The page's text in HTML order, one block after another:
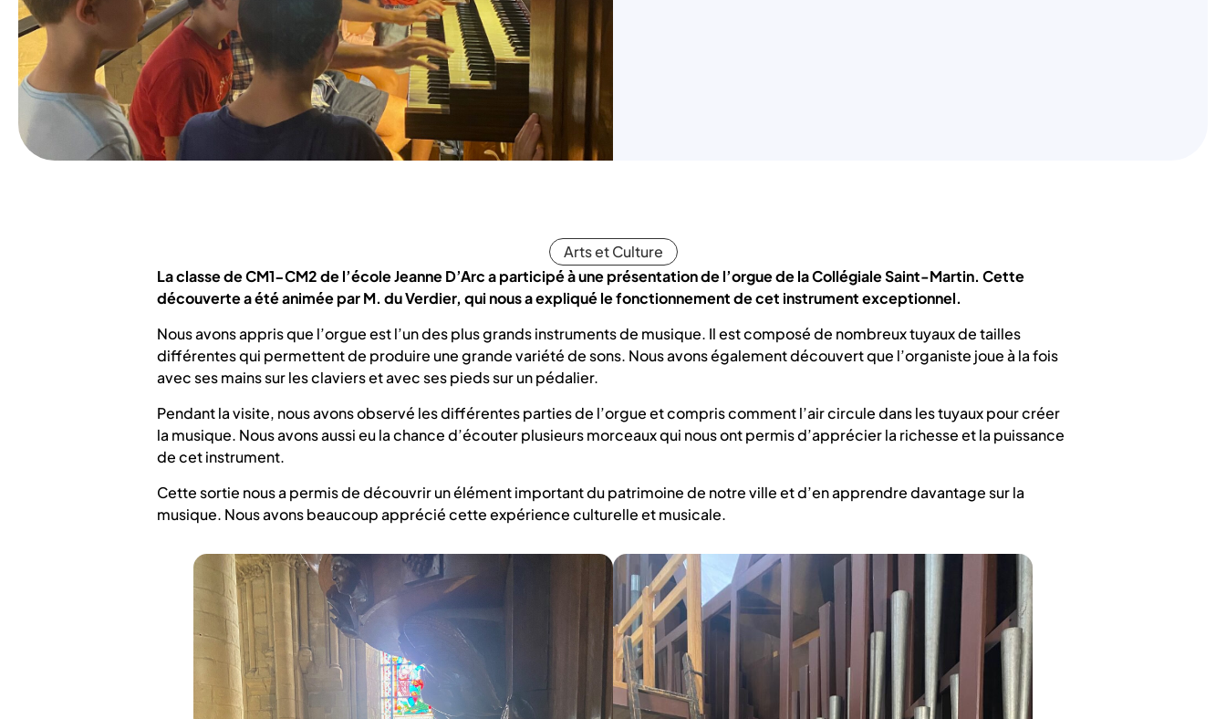
Arts et Culture
La classe de CM1-CM2 de l’école Jeanne D’Arc a participé à une présentation de l’orgue de la Collégiale Saint-Martin. Cette
découverte a été animée par M. du Verdier, qui nous a expliqué le fonctionnement de cet instrument exceptionnel.
Nous avons appris que l’orgue est l’un des plus grands instruments de musique. Il est composé de nombreux tuyaux de tailles
différentes qui permettent de produire une grande variété de sons. Nous avons également découvert que l’organiste joue à la fois
avec ses mains sur les claviers et avec ses pieds sur un pédalier.
Pendant la visite, nous avons observé les différentes parties de l’orgue et compris comment l’air circule dans les tuyaux pour créer
la musique. Nous avons aussi eu la chance d’écouter plusieurs morceaux qui nous ont permis d’apprécier la richesse et la puissance
de cet instrument.
Cette sortie nous a permis de découvrir un élément important du patrimoine de notre ville et d’en apprendre davantage sur la
musique. Nous avons beaucoup apprécié cette expérience culturelle et musicale.